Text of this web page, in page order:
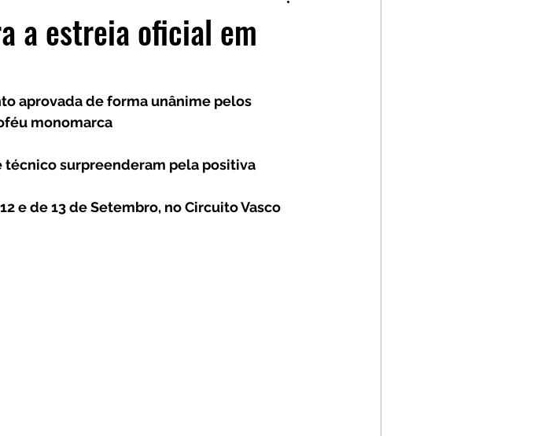
a estreia oficial em
aprovada de forma unânime pelos
monomarca
surpreenderam pela positiva
e de 13 de Setembro, no Circuito Vasco